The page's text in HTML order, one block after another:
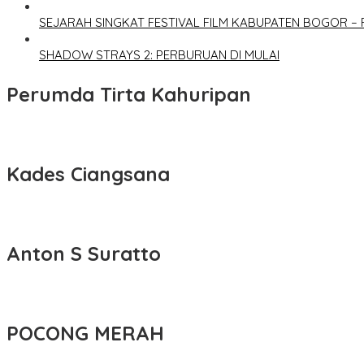
SEJARAH SINGKAT FESTIVAL FILM KABUPATEN BOGOR –
SHADOW STRAYS 2: PERBURUAN DI MULAI
Perumda Tirta Kahuripan
Kades Ciangsana
Anton S Suratto
POCONG MERAH